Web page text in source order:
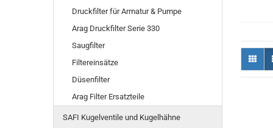
Druckfilter für Armatur & Pumpe
Arag Druckfilter Serie 330
Saugfilter
Filtereinsätze
Düsenfilter
Arag Filter Ersatzteile
SAFI Kugelventile und Kugelhähne